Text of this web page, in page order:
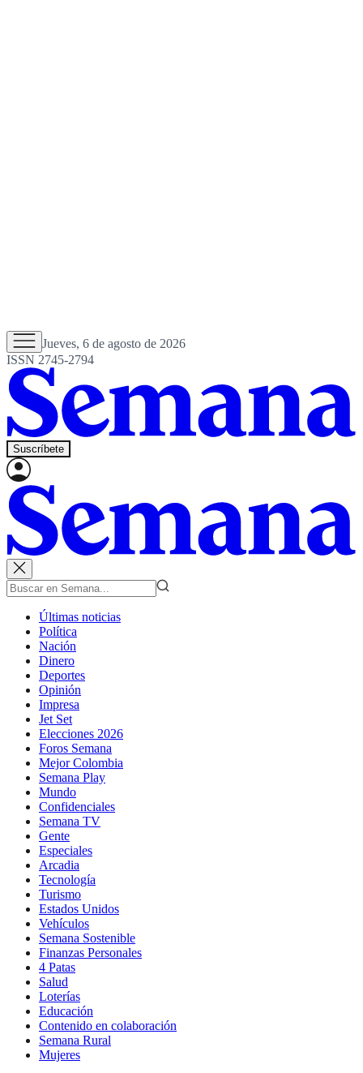
Jueves, 6 de agosto de 2026
ISSN 2745-2794
Suscríbete
Últimas noticias
Política
Nación
Dinero
Deportes
Opinión
Impresa
Jet Set
Elecciones 2026
Foros Semana
Mejor Colombia
Semana Play
Mundo
Confidenciales
Semana TV
Gente
Especiales
Arcadia
Tecnología
Turismo
Estados Unidos
Vehículos
Semana Sostenible
Finanzas Personales
4 Patas
Salud
Loterías
Educación
Contenido en colaboración
Semana Rural
Mujeres